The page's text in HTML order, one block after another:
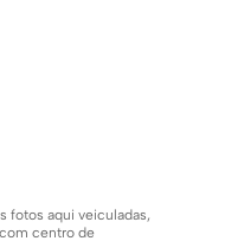
fotos aqui veiculadas,
centro de